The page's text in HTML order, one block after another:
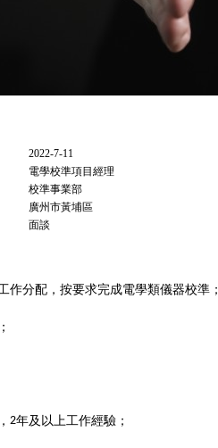
2022-7-11
電學校準項目經理
校準事業部
廣州市黃埔區
面談
作分配，按要求完成電學類儀器校準；
2年及以上工作經驗；